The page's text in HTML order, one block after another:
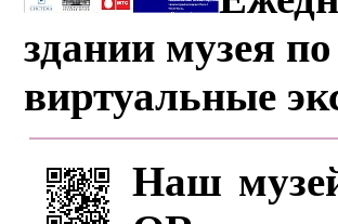
здании музея
виртуальные
Наш